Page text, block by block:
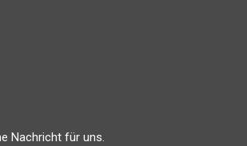
Nachricht für uns.